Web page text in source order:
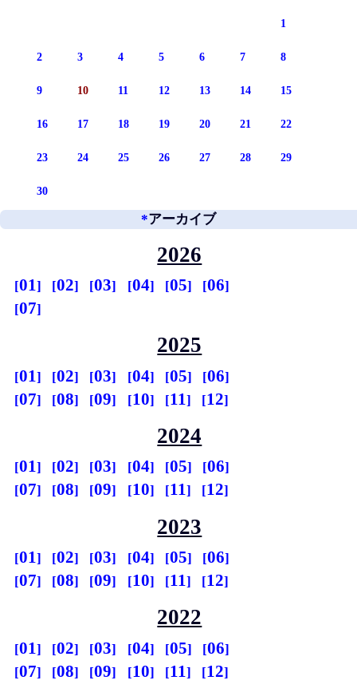
1
2 3 4 5 6 7 8
9 10 11 12 13 14 15
16 17 18 19 20 21 22
23 24 25 26 27 28 29
30
*アーカイブ
2026
01 02 03 04 05
06
07
2025
01 02 03 04 05
06
07
08 09 10 11 12
2024
01 02 03 04 05
06
07
08 09 10 11 12
2023
01 02 03 04 05
06
07
08 09 10 11 12
2022
01 02 03 04 05
06
07
08 09 10 11 12